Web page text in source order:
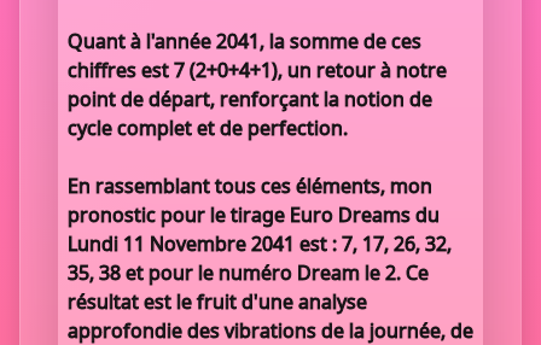
Quant à l'année 2041, la somme de ces
chiffres est 7 (2+0+4+1), un retour à notre
point de départ, renforçant la notion de
cycle complet et de perfection.
En rassemblant tous ces éléments, mon
pronostic pour le tirage Euro Dreams du
Lundi 11 Novembre 2041 est : 7, 17, 26, 32,
35, 38 et pour le numéro Dream le 2. Ce
résultat est le fruit d'une analyse
approfondie des vibrations de la journée, de